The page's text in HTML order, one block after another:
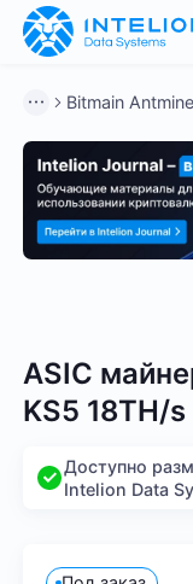
Bitmain
ASIC
KS5 18TH/s
Доступно
Intelion Data